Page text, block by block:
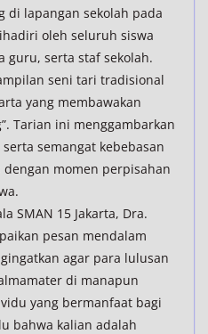
di lapangan sekolah pada
oleh seluruh siswa
guru, serta staf sekolah.
seni tari tradisional
yang membawakan
Tarian ini menggambarkan
semangat kebebasan
momen perpisahan
SMAN 15 Jakarta, Dra.
pesan mendalam
agar para lulusan
di manapun
yang bermanfaat bagi
bahwa kalian adalah